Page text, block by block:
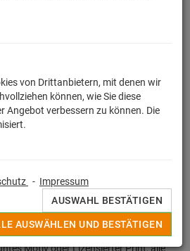
Motiv oder Lizensierter Print, alle
von Drittanbietern, mit denen wir
können, wie Sie diese
Angebot verbessern zu können. Die
- Impressum
AUSWAHL BESTÄTIGEN
AUSWÄHLEN UND BESTÄTIGEN